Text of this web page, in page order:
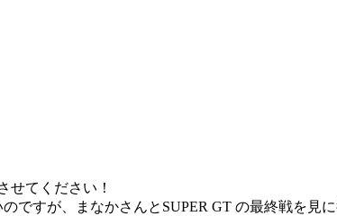
せてください！
ですが、まなかさんとSUPER GT の最終戦を見